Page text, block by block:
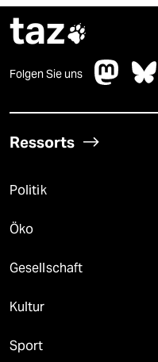
taz
Folgen Sie uns
Ressorts
Politik
Öko
Gesellschaft
Kultur
Sport